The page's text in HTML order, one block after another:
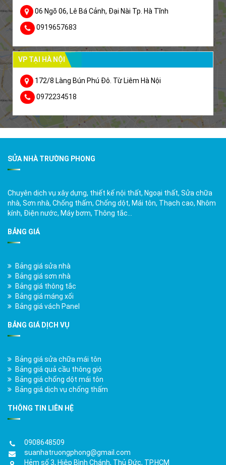
06 Ngõ 06, Lê Bá Cảnh, Đại Nài Tp. Hà Tĩnh
0919657683
VP TẠI HÀ NỘI
172/8 Làng Bún Phú Đô. Từ Liêm Hà Nội
0972234518
SỬA NHÀ TRƯỜNG PHONG
Chuyên dịch vụ xây dựng, thiết kế nội thất, Ngoại thất, Sửa chữa
nhà, Sơn nhà, Chống thấm, Chống dột, Mái tôn, Thạch cao, Nhôm
kính, Điện nước, Máy bơm, Thông tắc…
BẢNG GIÁ
Bảng giá sửa nhà
Bảng giá sơn nhà
Bảng giá thông tắc
Bảng giá máng xối
Bảng giá vách Panel
BẢNG GIÁ DỊCH VỤ
Bảng giá sửa chữa mái tôn
Bảng giá quả cầu thông gió
Bảng giá chống dột mái tôn
Bảng giá dịch vụ chống thấm
THÔNG TIN LIÊN HỆ
0908648509
suanhatruongphong@gmail.com
Hẻm số 3, Hiệp Bình Chánh, Thủ Đức, TP.HCM